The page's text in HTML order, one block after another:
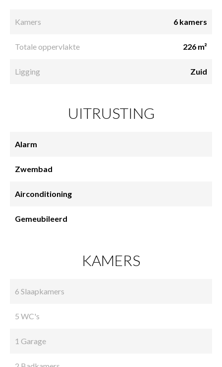
Kamers 6 kamers
Totale oppervlakte 226 m²
Ligging Zuid
UITRUSTING
Alarm
Zwembad
Airconditioning
Gemeubileerd
KAMERS
6 Slaapkamers
5 WC's
1 Garage